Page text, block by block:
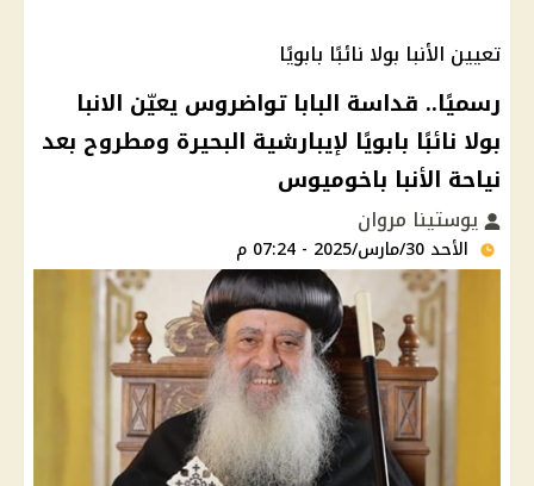
تعيين الأنبا بولا نائبًا بابويًا
رسميًا.. قداسة البابا تواضروس يعيّن الانبا
بولا نائبًا بابويًا لإيبارشية البحيرة ومطروح بعد
نياحة الأنبا باخوميوس
يوستينا مروان
الأحد 30/مارس/2025 - 07:24 م